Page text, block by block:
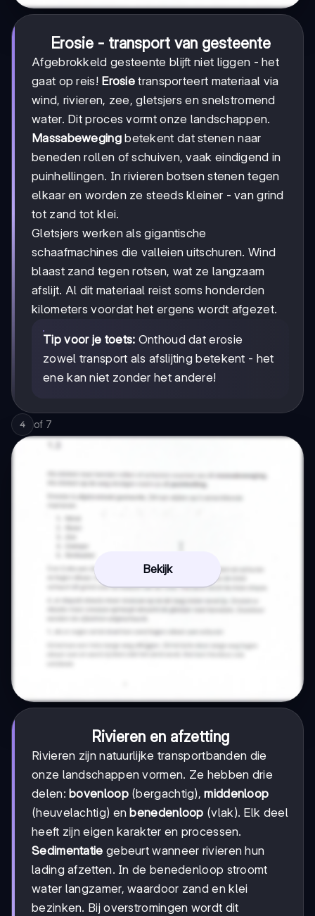
Erosie - transport van gesteente
Afgebrokkeld gesteente blijft niet liggen - het
gaat op reis! Erosie transporteert materiaal via
wind, rivieren, zee, gletsjers en snelstromend
water. Dit proces vormt onze landschappen.
Massabewegingbetekent dat stenen naar
beneden rollen of schuiven, vaak eindigend in
puinhellingen. In rivieren botsen stenen tegen
elkaar en worden ze steeds kleiner - van grind
tot zand tot klei.
Gletsjers werken als gigantische
schaafmachines die valleien uitschuren. Wind
blaast zand tegen rotsen, wat ze langzaam
afslijt. Al dit materiaal reist soms honderden
kilometers voordat het ergens wordt afgezet.
Tip voor je toets: Onthoud dat erosie
zowel transport als afslijting betekent - het
ene kan niet zonder het andere!
4 of 7
Bekijk
Rivieren en afzetting
Rivieren zijn natuurlijke transportbanden die
onze landschappen vormen. Ze hebben drie
delen: bovenloop(bergachtig),middenloop
(heuvelachtig) en benedenloop (vlak). Elk deel
heeft zijn eigen karakter en processen.
Sedimentatie gebeurt wanneer rivieren hun
lading afzetten. In de benedenloop stroomt
water langzamer, waardoor zand en klei
bezinken. Bij overstromingen wordt dit